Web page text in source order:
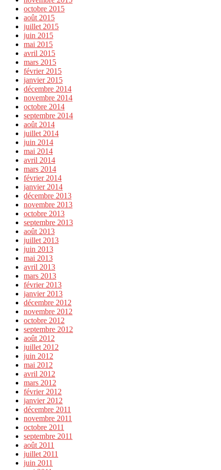
octobre 2015
août 2015
juillet 2015
juin 2015
mai 2015
avril 2015
mars 2015
février 2015
janvier 2015
décembre 2014
novembre 2014
octobre 2014
septembre 2014
août 2014
juillet 2014
juin 2014
mai 2014
avril 2014
mars 2014
février 2014
janvier 2014
décembre 2013
novembre 2013
octobre 2013
septembre 2013
août 2013
juillet 2013
juin 2013
mai 2013
avril 2013
mars 2013
février 2013
janvier 2013
décembre 2012
novembre 2012
octobre 2012
septembre 2012
août 2012
juillet 2012
juin 2012
mai 2012
avril 2012
mars 2012
février 2012
janvier 2012
décembre 2011
novembre 2011
octobre 2011
septembre 2011
août 2011
juillet 2011
juin 2011